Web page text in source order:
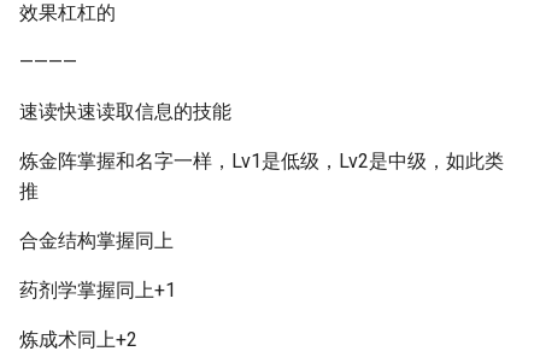
效果杠杠的
————
速读快速读取信息的技能
炼金阵掌握和名字一样，Lv1是低级，Lv2是中级，如此类
推
合金结构掌握同上
药剂学掌握同上+1
炼成术同上+2